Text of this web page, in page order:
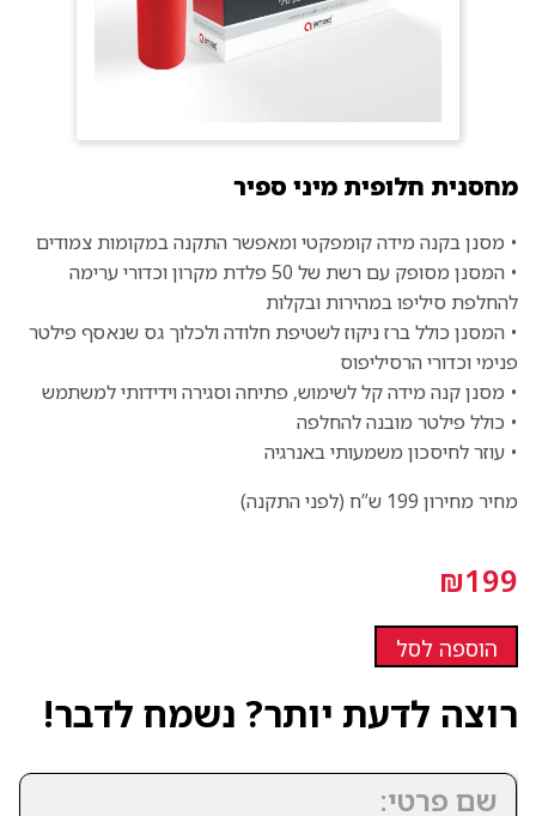
מחסנית חלופית מיני ספיר
• מסנן בקנה מידה קומפקטי ומאפשר התקנה במקומות צמודים
• המסנן מסופק עם רשת של 50 פלדת מקרון וכדורי ערימה
להחלפת סיליפו במהירות ובקלות
• המסנן כולל ברז ניקוז לשטיפת חלודה ולכלוך גס שנאסף פילטר
פנימי וכדורי הרסיליפוס
• מסנן קנה מידה קל לשימוש, פתיחה וסגירה וידידותי למשתמש
• כולל פילטר מובנה להחלפה
• עוזר לחיסכון משמעותי באנרגיה
מחיר מחירון 199 ש”ח (לפני התקנה)
199
₪
הוספה לסל
רוצה לדעת יותר? נשמח לדבר!